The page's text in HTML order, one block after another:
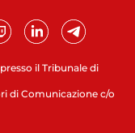
il Tribunale di
di Comunicazione c/o